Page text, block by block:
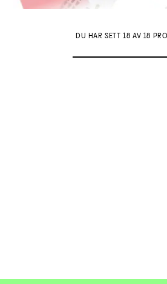
DU HAR SETT 18 AV 18